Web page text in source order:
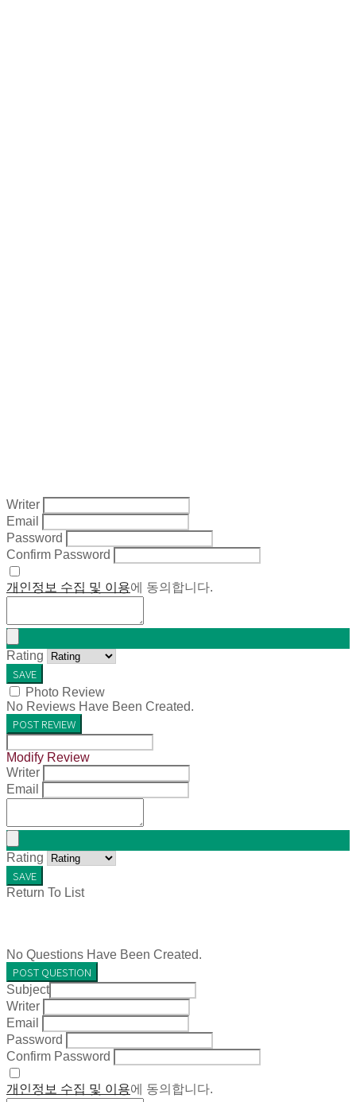
Writer
Email
Password
Confirm Password
개인정보 수집 및 이용에 동의합니다.
Rating
SAVE
Photo Review
No Reviews Have Been Created.
POST REVIEW
Modify Review
Writer
Email
Rating
SAVE
Return To List
No Questions Have Been Created.
POST QUESTION
Subject
Writer
Email
Password
Confirm Password
개인정보 수집 및 이용에 동의합니다.